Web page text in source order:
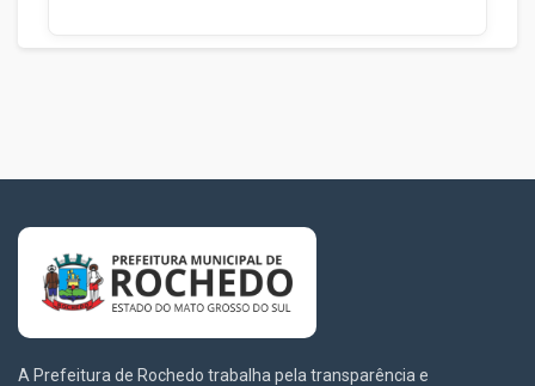
A Prefeitura de Rochedo trabalha pela transparência e